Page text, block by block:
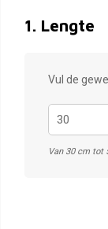
1. Lengte
Vul de
Van 30 cm tot